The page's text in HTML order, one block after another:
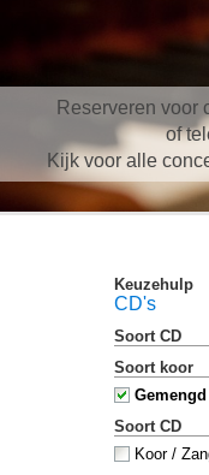
Reserveren voor
of
Kijk voor alle
Keuzehulp
CD's
Soort CD
Soort koor
Soort CD
Koor /